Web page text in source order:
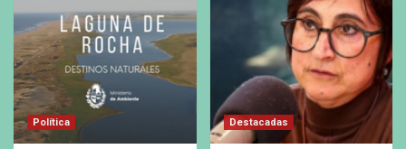
Política Destacadas